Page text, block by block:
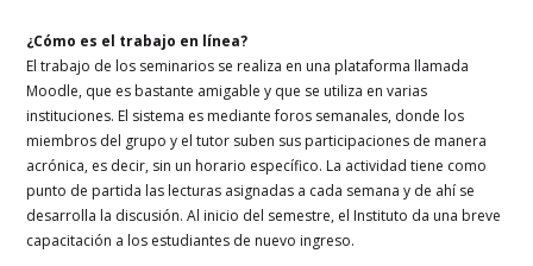
¿Cómo es el trabajo en línea?
El trabajo de los seminarios se realiza en una plataforma llamada
Moodle, que es bastante amigable y que se utiliza en varias
instituciones. El sistema es mediante foros semanales, donde los
miembros del grupo y el tutor suben sus participaciones de manera
acrónica, es decir, sin un horario específico. La actividad tiene como
punto de partida las lecturas asignadas a cada semana y de ahí se
desarrolla la discusión. Al inicio del semestre, el Instituto da una breve
capacitación a los estudiantes de nuevo ingreso.